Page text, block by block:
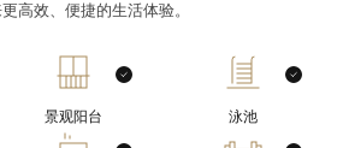
高效、便捷的生活体验。
景观阳台 泳池